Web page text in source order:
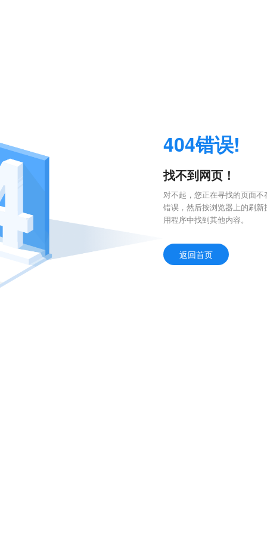
404错误!
找不到网页！
对不起，您正在寻找的页面
错误，然后按浏览器上的刷
用程序中找到其他内容。
返回首页